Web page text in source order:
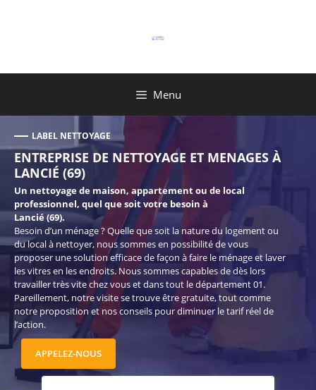
Menu
LABEL NETTOYAGE
ENTREPRISE DE NETTOYAGE ET MENAGES À
LANCIÉ (69)
Un nettoyage de maison, appartement ou de local
professionnel, quel que soit votre besoin à
Lancié (69).
Besoin d’un ménage ? Quelle que soit la nature du logement ou
du local à nettoyer, nous sommes en possibilité de vous
proposer une solution efficace de façon à faire le ménage et laver
les vitres en les endroits. Nous sommes capables de dès lors
travailler très vite chez vous et dans tout le département 01.
Pareillement, notre visite se trouve être gratuite, tout comme
notre proposition et nos conseils pour diminuer le tarif réel de
l’action.
APPELEZ-NOUS